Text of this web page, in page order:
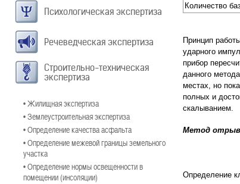
Психологическая экспертиза
Речеведческая экспертиза
Строительно-техническая
экспертиза
• Жилищная экспертиза
• Землеустроительная экспертиза
• Определение качества асфальта
• Определение межевой границы земельного
участка
• Определение нормы освещенности в
помещении (инсоляции)
Количество
Принцип
ударного
прибор
данного
местах, но
полных и
скалыванием.
Метод
Определение